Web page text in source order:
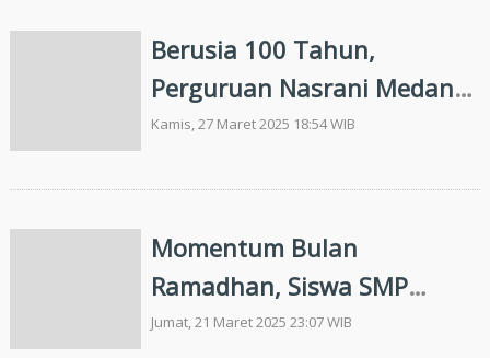
Berusia 100 Tahun,
Perguruan Nasrani Medan
Gelar Jubileum dan Reuni
Kamis, 27 Maret 2025 18:54 WIB
Momentum Bulan
Ramadhan, Siswa SMP
Negeri 3 Sidikalang Berbagi
Jumat, 21 Maret 2025 23:07 WIB